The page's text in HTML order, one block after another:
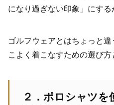
になり過ぎない印象」にする
ゴルフウェアとはちょっと
こよく着こなすための選び方
２．ポロシャツを